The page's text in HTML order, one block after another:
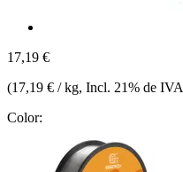
17,19 €
(17,19 € / kg, Incl. 21% de IVA
Color: